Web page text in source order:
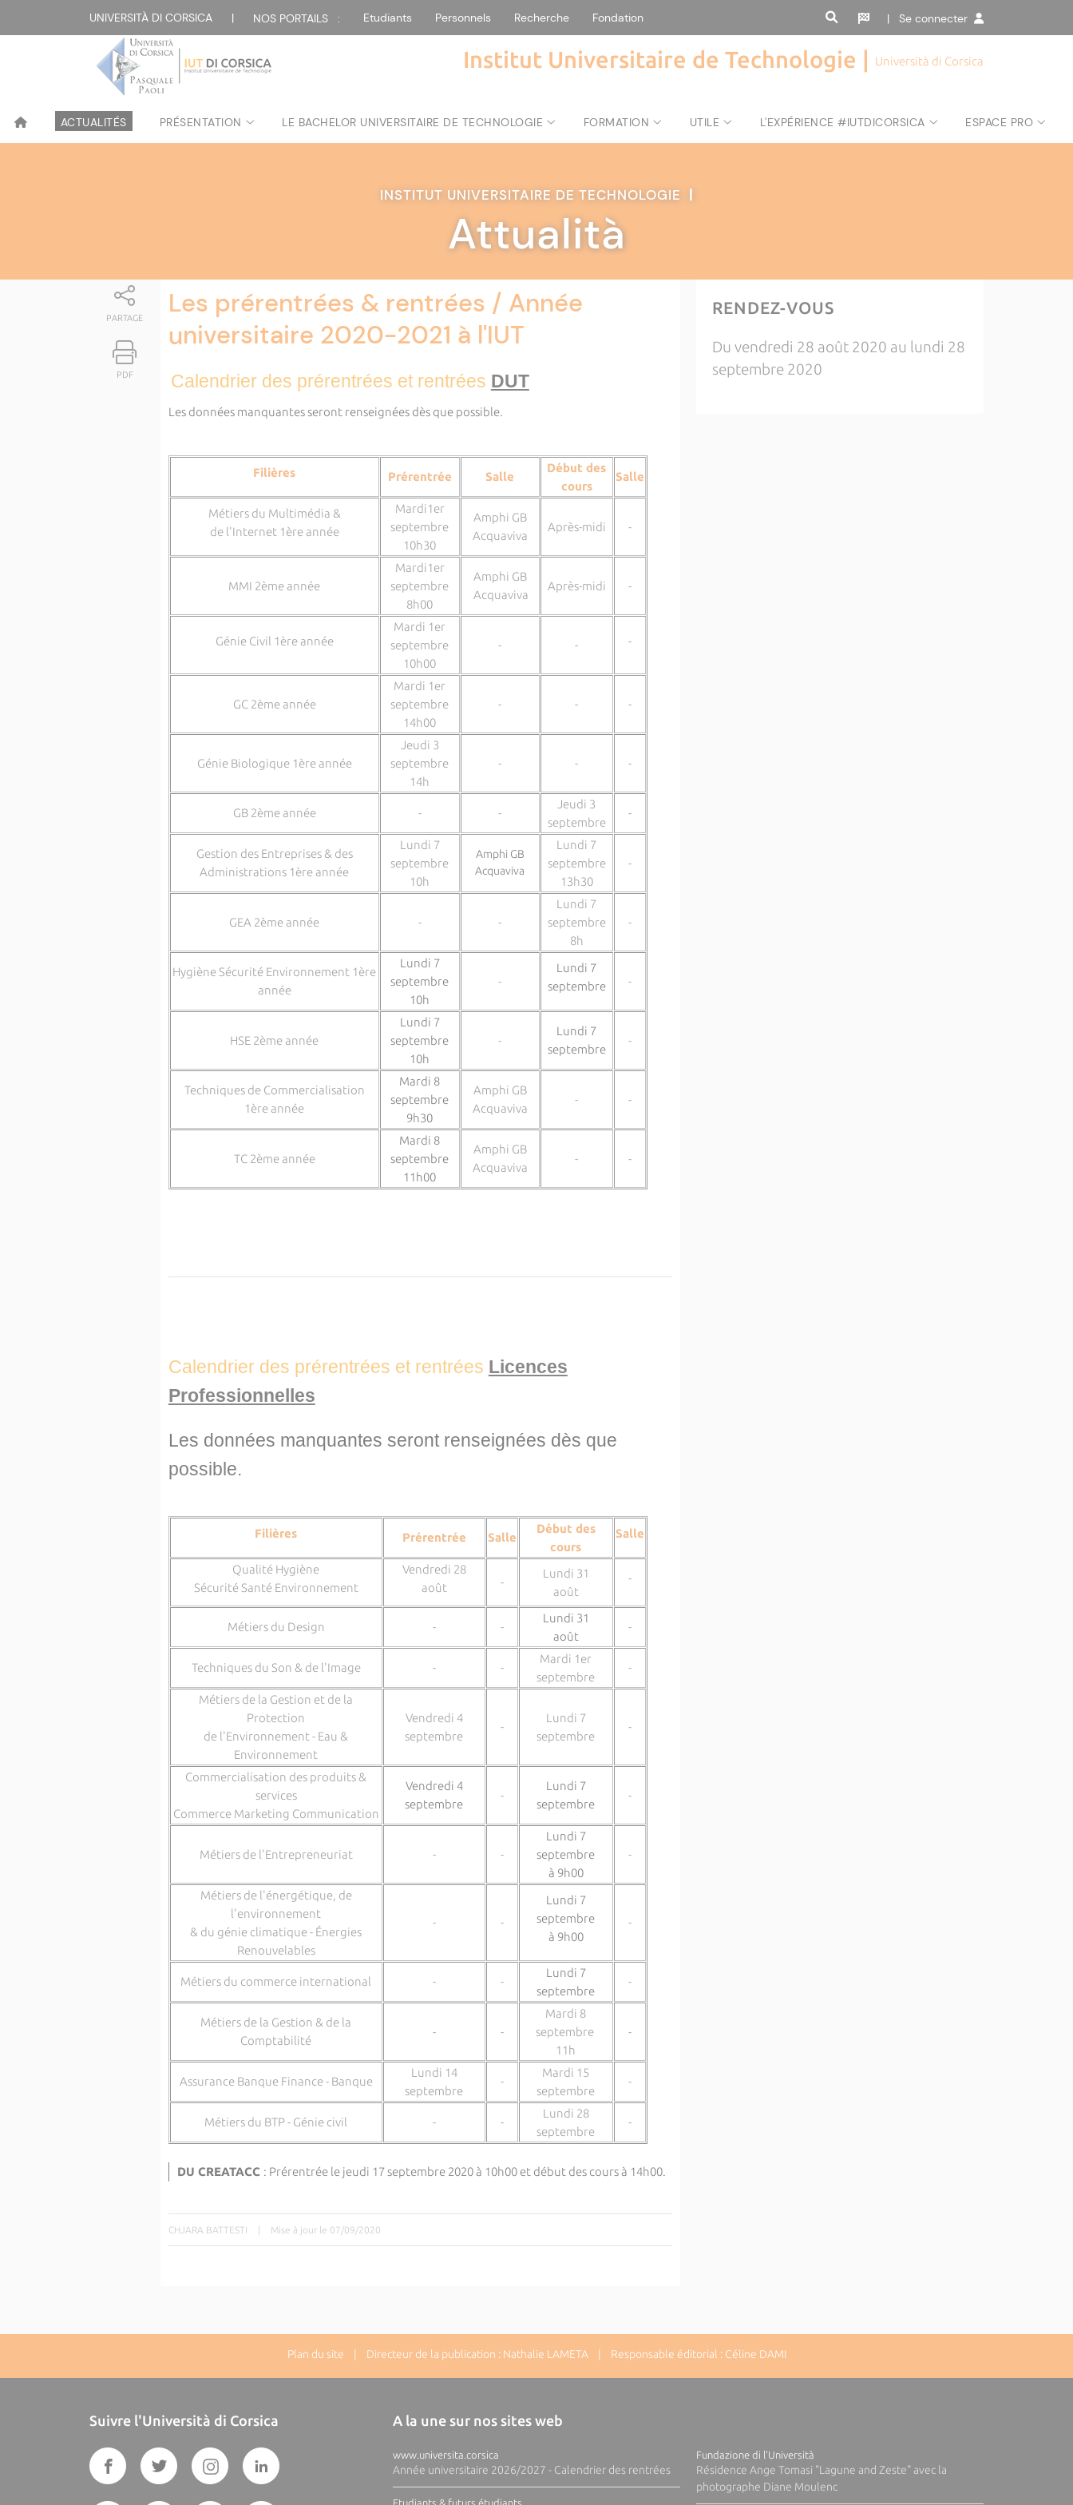
UNIVERSITÀ DI CORSICA | NOS PORTAILS : Etudiants Personnels Recherche Fondation | Se connecter
Institut Universitaire de Technologie | Università di Corsica
ACTUALITÉS PRÉSENTATION LE BACHELOR UNIVERSITAIRE DE TECHNOLOGIE FORMATION UTILE L'EXPÉRIENCE #IUTDICORSICA ESPACE PRO
INSTITUT UNIVERSITAIRE DE TECHNOLOGIE |
Attualità
PARTAGE
PDF
Les prérentrées & rentrées / Année
universitaire 2020-2021 à l'IUT
Calendrier des prérentrées et rentrées DUT
Les données manquantes seront renseignées dès que possible.
Filières Prérentrée Salle
Début des
cours
Salle
Métiers du Multimédia &
de l'Internet 1ère année
Mardi1er
septembre
10h30
Amphi GB
Acquaviva
Après-midi -
MMI 2ème année
Mardi1er
septembre
8h00
Amphi GB
Acquaviva
Après-midi -
Génie Civil 1ère année
Mardi 1er
septembre
10h00
- - -
GC 2ème année
Mardi 1er
septembre
14h00
- - -
Génie Biologique 1ère année
Jeudi 3
septembre
14h
- - -
GB 2ème année - -
Jeudi 3
septembre
-
Gestion des Entreprises & des
Administrations 1ère année
Lundi 7
septembre
10h
Amphi GB
Acquaviva
Lundi 7
septembre
13h30
-
GEA 2ème année - -
Lundi 7
septembre
8h
-
Hygiène Sécurité Environnement 1ère
année
Lundi 7
septembre
10h
-
Lundi 7
septembre
-
HSE 2ème année
Lundi 7
septembre
10h
-
Lundi 7
septembre
-
Techniques de Commercialisation
1ère année
Mardi 8
septembre
9h30
Amphi GB
Acquaviva
- -
TC 2ème année
Mardi 8
septembre
11h00
Amphi GB
Acquaviva
- -
Calendrier des prérentrées et rentrées Licences
Professionnelles
Les données manquantes seront renseignées dès que
possible.
Filières Prérentrée Salle
Début des
cours
Salle
Qualité Hygiène
Sécurité Santé Environnement
Vendredi 28
août
-
Lundi 31
août
-
Métiers du Design - -
Lundi 31
août
-
Techniques du Son & de l'Image - -
Mardi 1er
septembre
-
Métiers de la Gestion et de la
Protection
de l'Environnement - Eau &
Environnement
Vendredi 4
septembre
-
Lundi 7
septembre
-
Commercialisation des produits &
services
Commerce Marketing Communication
Vendredi 4
septembre
-
Lundi 7
septembre
-
Métiers de l'Entrepreneuriat - -
Lundi 7
septembre
à 9h00
-
Métiers de l'énergétique, de
l'environnement
& du génie climatique - Énergies
Renouvelables
- -
Lundi 7
septembre
à 9h00
-
Métiers du commerce international - -
Lundi 7
septembre
-
Métiers de la Gestion & de la
Comptabilité
- -
Mardi 8
septembre
11h
-
Assurance Banque Finance - Banque
Lundi 14
septembre
-
Mardi 15
septembre
-
Métiers du BTP - Génie civil - -
Lundi 28
septembre
-
DU CREATACC : Prérentrée le jeudi 17 septembre 2020 à 10h00 et début des cours à 14h00.
CHJARA BATTESTI Mise à jour le 07/09/2020
RENDEZ-VOUS
Du vendredi 28 août 2020 au lundi 28
septembre 2020
Plan du site | Directeur de la publication : Nathalie LAMETA | Responsable éditorial : Céline DAMI
Suivre l'Università di Corsica A la une sur nos sites web
www.universita.corsica
Année universitaire 2026/2027 - Calendrier des rentrées
Etudiants & futurs étudiants
Fundazione di l'Università
Résidence Ange Tomasi "Lagune and Zeste" avec la
photographe Diane Moulenc